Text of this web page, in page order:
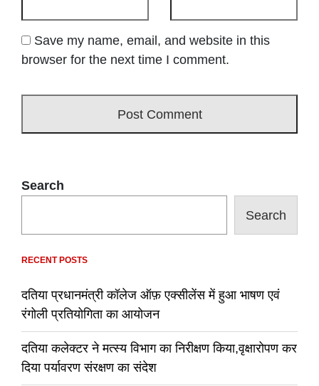
Save my name, email, and website in this
browser for the next time I comment.
Search
Search
RECENT POSTS
दतिया प्रधानमंत्री कॉलेज ऑफ़ एक्सीलेंस में हुआ भाषण एवं
रंगोली प्रतियोगिता का आयोजन
दतिया कलेक्टर ने मत्स्य विभाग का निरीक्षण किया,वृक्षारोपण कर
दिया पर्यावरण संरक्षण का संदेश